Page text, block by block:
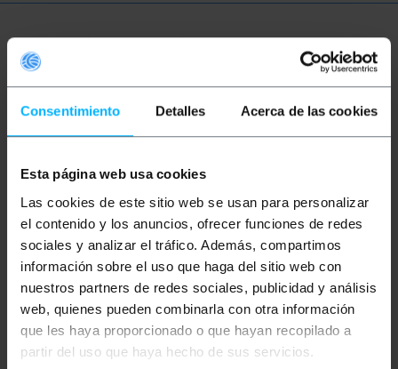
Consentimiento Detalles Acerca de las cookies
Esta página web usa cookies
Las cookies de este sitio web se usan para personalizar
el contenido y los anuncios, ofrecer funciones de redes
sociales y analizar el tráfico. Además, compartimos
información sobre el uso que haga del sitio web con
nuestros partners de redes sociales, publicidad y análisis
web, quienes pueden combinarla con otra información
que les haya proporcionado o que hayan recopilado a
partir del uso que haya hecho de sus servicios.
Meer informatie
Beschrijving
1 meter lange OM4 multimode (MMF) duplex
50µm/125µm LC/PC naar LC/PC glasvezelkabel. OM4
glasvezel is lasergeoptimaliseerd, heeft een hoge
bandbreedte, een kerndiameter van 50µm en een
manteldiameter van 125µm. De OM1- en OM2-
standaarden ondersteunen Gigabit Ethernet-
snelheden (1 Gbit/s). De OM3-standaard ondersteunt
snelheden tot 10 Gigabit Ethernet over afstanden tot
300 meter. OM4-kabels maken gebruik van
geoptimaliseerde 50µm/125µm multimode
glasvezel, waardoor snelheden tot 10 Gigabit
Ethernet mogelijk zijn over afstanden tot 550 meter
(850 nm).